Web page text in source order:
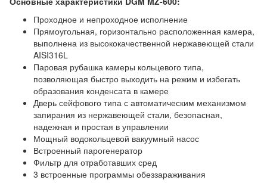
Проходное и непроходное исполнение
Прямоугольная, горизонтально расположенная камера,
выполнена из высококачественной нержавеющей стали
AISI316L
Паровая рубашка камеры кольцевого типа,
позволяющая быстро выходить на режим и избегать
образования конденсата в камере
Дверь сейфового типа с автоматическим механизмом
запирания из нержавеющей стали, безопасная,
надежная и простая в управлении
Мощный водокольцевой вакуумный насос
Встроенный парогенератор
Фильтр для отработавших сред
3 встроенные программы обеззараживания